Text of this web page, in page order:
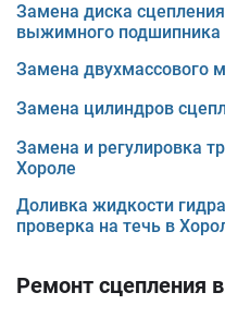
Замена диска
выжимного подшипника
Замена двухмассового
Замена цилиндров
Замена и регулировка
Хороле
Доливка жидкости
проверка на течь в
Ремонт сцепления